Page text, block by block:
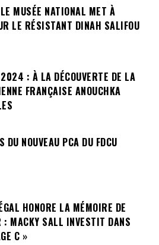
MUSÉE NATIONAL MET À
LE RÉSISTANT DINAH SALIFOU
2024 : À LA DÉCOUVERTE DE LA
FRANÇAISE ANOUCHKA
DU NOUVEAU PCA DU FDCU
HONORE LA MÉMOIRE DE
: MACKY SALL INVESTIT DANS
C »